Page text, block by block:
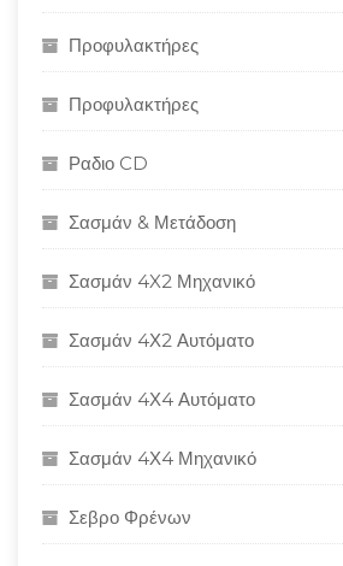
Προφυλακτήρες
Προφυλακτήρες
Ραδιο CD
Σασμάν & Μετάδοση
Σασμάν 4X2 Μηχανικό
Σασμάν 4Χ2 Αυτόματο
Σασμάν 4Χ4 Αυτόματο
Σασμάν 4Χ4 Μηχανικό
Σεβρο Φρένων